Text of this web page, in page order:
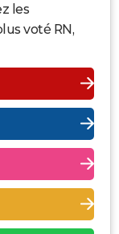
les
voté RN,